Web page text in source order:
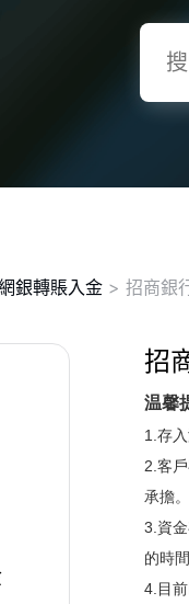
銀轉賬入金 > 招商銀
招
温馨
1.存
2.客
承擔。
3.資
的時間
4.目